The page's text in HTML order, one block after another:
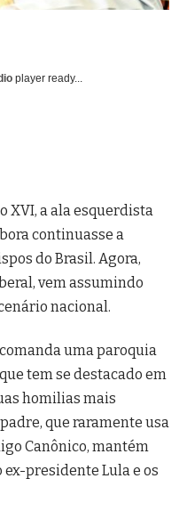
player ready...
XVI, a ala esquerdista
continuasse a
do Brasil. Agora,
vem assumindo
nacional.
uma paroquia
tem se destacado em
homilias mais
que raramente usa
Canônico, mantém
presidente Lula e os